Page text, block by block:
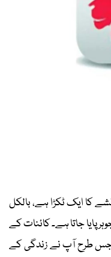
کا ایک ٹکڑا ہے، بالکل
پایا جاتا ہے۔ کائنات کے
جس طرح آپ نے زندگی کے